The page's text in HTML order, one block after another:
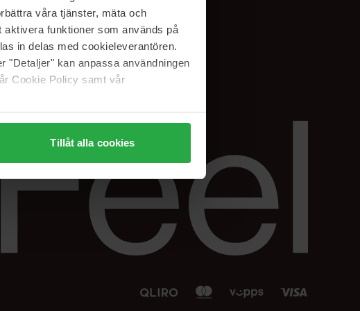
våra tjänster, mäta och
funktioner som används på
in delas med cookieleverantören.
"Detaljer" kan anpassa användningen
Cookie Policy samt vår
Tillåt alla cookies
min
reklamasjon
blitt
Instagram
Linkedin